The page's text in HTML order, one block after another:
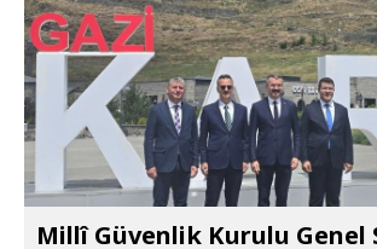
Millî Güvenlik Kurulu Genel